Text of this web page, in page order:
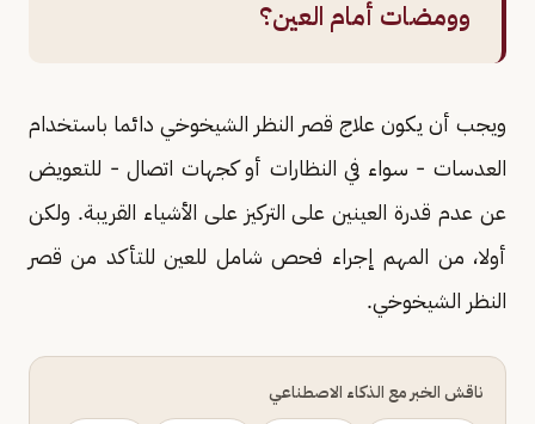
وومضات أمام العين؟
ويجب أن يكون علاج قصر النظر الشيخوخي دائما باستخدام
العدسات - سواء في النظارات أو كجهات اتصال - للتعويض
عن عدم قدرة العينين على التركيز على الأشياء القريبة. ولكن
أولا، من المهم إجراء فحص شامل للعين للتأكد من قصر
النظر الشيخوخي.
ناقش الخبر مع الذكاء الاصطناعي